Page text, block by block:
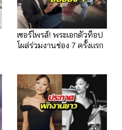
เซอร์ไพรส์! พระเอกตัวท็อป
โผล่ร่วมงานช่อง 7 ครั้งแรก